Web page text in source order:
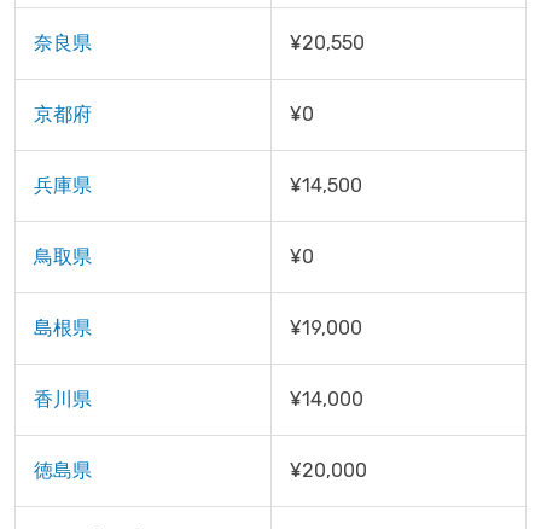
奈良県 ¥20,550
京都府 ¥0
兵庫県 ¥14,500
鳥取県 ¥0
島根県 ¥19,000
香川県 ¥14,000
徳島県 ¥20,000